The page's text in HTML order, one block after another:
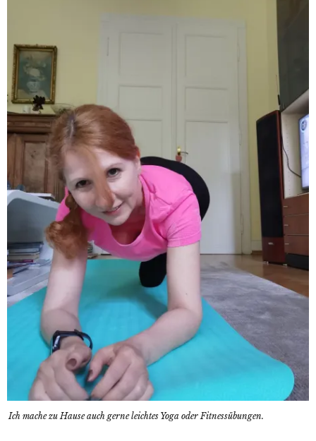
Ich mache zu Hause auch gerne leichtes Yoga oder Fitnessübungen.